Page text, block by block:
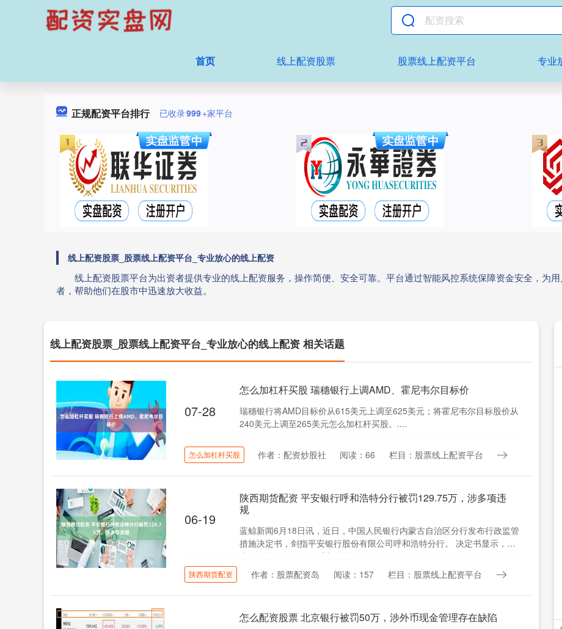
首页 线上配资股票 股票线上配资平台 专业
正规配资平台排行 已收录999+家平台
线上配资股票_股票线上配资平台_专业放心的线上配资
线上配资股票平台为出资者提供专业的线上配资服务，操作简便、安全可靠。平台通过智能风控系统保障资金安全，为
者，帮助他们在股市中迅速放大收益。
线上配资股票_股票线上配资平台_专业放心的线上配资 相关话题
07-28
怎么加杠杆买股 瑞穗银行上调AMD、霍尼韦尔目标价
瑞穗银行将AMD目标价从615美元上调至625美元；将霍尼韦尔目标股价从
240美元上调至265美元怎么加杠杆买股。....
怎么加杠杆买股 作者：配资炒股社 阅读：66 栏目：股票线上配资平台
06-19
陕西期货配资 平安银行呼和浩特分行被罚129.75万，涉多项违
规
蓝鲸新闻6月18日讯，近日，中国人民银行内蒙古自治区分行发布行政监管
措施决定书，剑指平安银行股份有限公司呼和浩特分行。 决定书显示，平
安银行股份有限公司呼和浩特....
陕西期货配资 作者：股票配资岛 阅读：157 栏目：股票线上配资平台
怎么配资股票 北京银行被罚50万，涉外币现金管理存在缺陷